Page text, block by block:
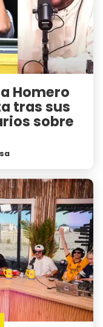
Homero
tras sus
sobre